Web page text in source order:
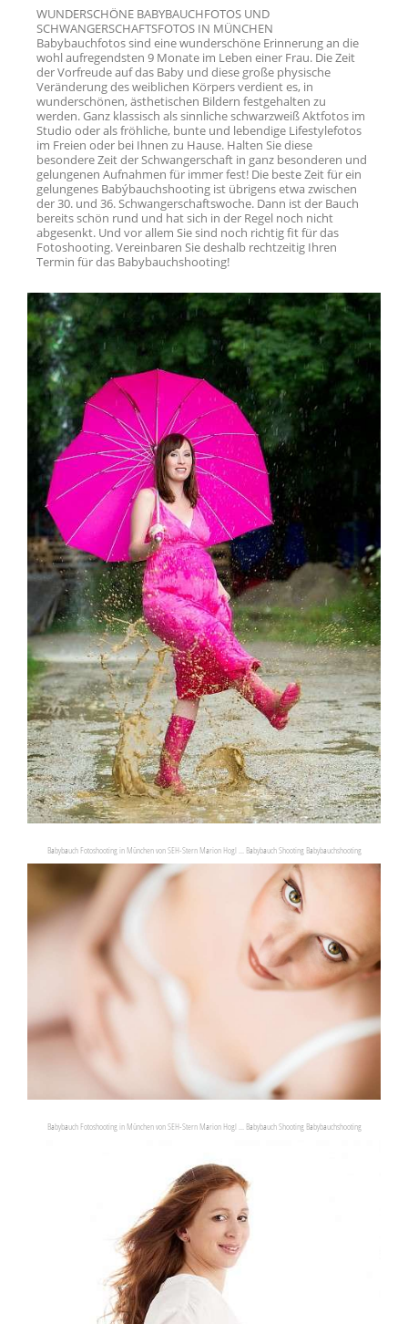
WUNDERSCHÖNE BABYBAUCHFOTOS UND
SCHWANGERSCHAFTSFOTOS IN MÜNCHEN
Babybauchfotos sind eine wunderschöne Erinnerung an die
wohl aufregendsten 9 Monate im Leben einer Frau. Die Zeit
der Vorfreude auf das Baby und diese große physische
Veränderung des weiblichen Körpers verdient es, in
wunderschönen, ästhetischen Bildern festgehalten zu
werden. Ganz klassisch als sinnliche schwarzweiß Aktfotos im
Studio oder als fröhliche, bunte und lebendige Lifestylefotos
im Freien oder bei Ihnen zu Hause. Halten Sie diese
besondere Zeit der Schwangerschaft in ganz besonderen und
gelungenen Aufnahmen für immer fest! Die beste Zeit für ein
gelungenes Babýbauchshooting ist übrigens etwa zwischen
der 30. und 36. Schwangerschaftswoche. Dann ist der Bauch
bereits schön rund und hat sich in der Regel noch nicht
abgesenkt. Und vor allem Sie sind noch richtig fit für das
Fotoshooting. Vereinbaren Sie deshalb rechtzeitig Ihren
Termin für das Babybauchshooting!
Babybauch Fotoshooting in München von SEH-Stern Marion Hogl ... Babybauch Shooting Babybauchshooting
Babybauch Fotoshooting in München von SEH-Stern Marion Hogl ... Babybauch Shooting Babybauchshooting